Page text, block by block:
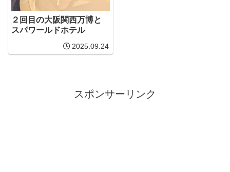
２回目の大阪関西万博と
スパワールドホテル
2025.09.24
スポンサーリンク